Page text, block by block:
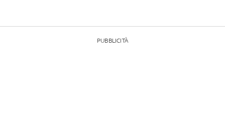
PUBBLICITÀ